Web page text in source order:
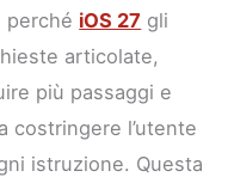
perché iOS 27 gli
articolate,
più passaggi e
costringere l’utente
istruzione. Questa